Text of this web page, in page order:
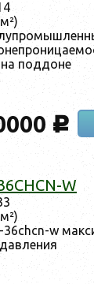
под­до­не
c
W
w